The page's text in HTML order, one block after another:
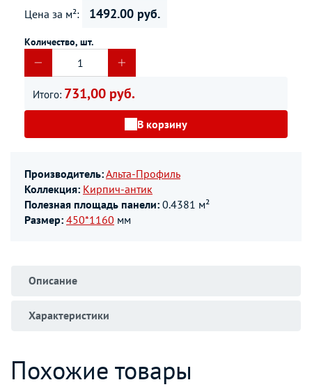
Цена за м²: 1492.00 руб.
Количество, шт.
Итого: 731,00 руб.
В корзину
Производитель:Альта-Профиль
Коллекция: Кирпич-антик
Полезная площадь панели: 0.4381 м²
Размер: 450*1160 мм
Описание
Характеристики
Похожие товары